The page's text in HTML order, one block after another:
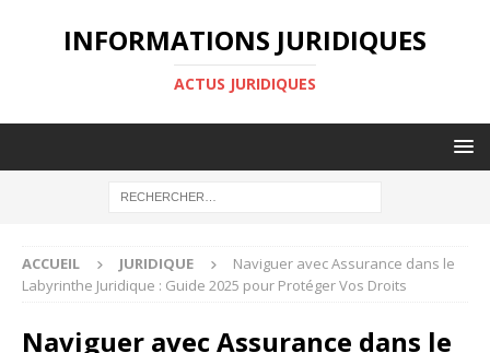
INFORMATIONS JURIDIQUES
ACTUS JURIDIQUES
ACCUEIL JURIDIQUE
Naviguer avec Assurance dans le
Labyrinthe Juridique : Guide 2025 pour Protéger Vos Droits
Naviguer avec Assurance dans le